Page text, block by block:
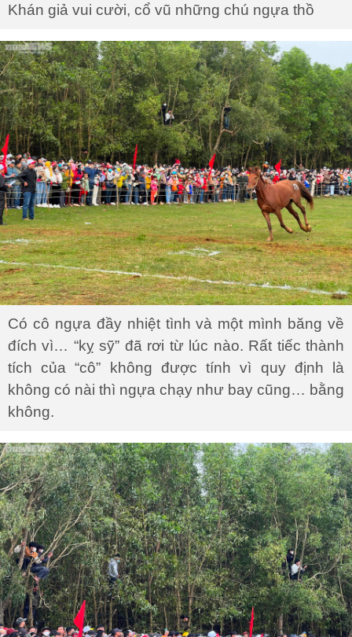
Khán giả vui cười, cổ vũ những chú ngựa thồ
Có cô ngựa đầy nhiệt tình và một mình băng về
đích vì… “kỵ sỹ” đã rơi từ lúc nào. Rất tiếc thành
tích của “cô” không được tính vì quy định là
không có nài thì ngựa chạy như bay cũng… bằng
không.